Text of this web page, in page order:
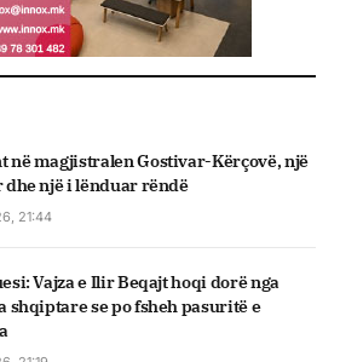
në magjistralen Gostivar-Kërçovë, një
një i lënduar rëndë
21:44
Vajza e Ilir Beqajt hoqi dorë nga
shqiptare se po fsheh pasuritë e